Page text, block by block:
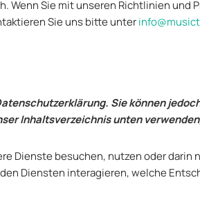
Sie mit unseren Richtlinien und
Sie uns bitte unter
Sie können
Inhaltsverzeichnis unten
Dienste besuchen, nutzen oder
Diensten interagieren, welche